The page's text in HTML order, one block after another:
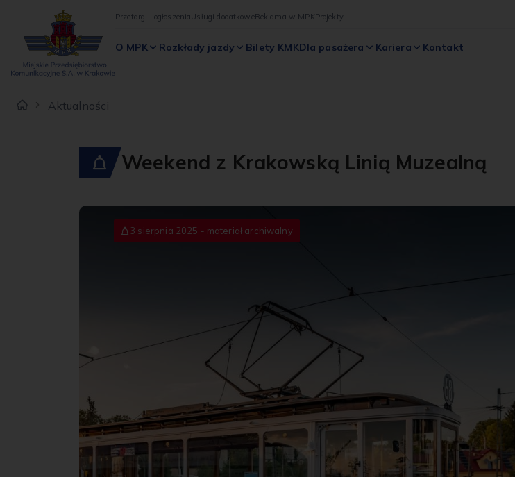
Przetargi i ogłoszeniaUsługi dodatkoweReklama w MPKProjekty
O MPK Rozkłady jazdy Bilety KMKDla pasażera Kariera Kontakt
Aktualności
Weekend z Krakowską Linią Muzealną
3 sierpnia 2025 - materiał archiwalny